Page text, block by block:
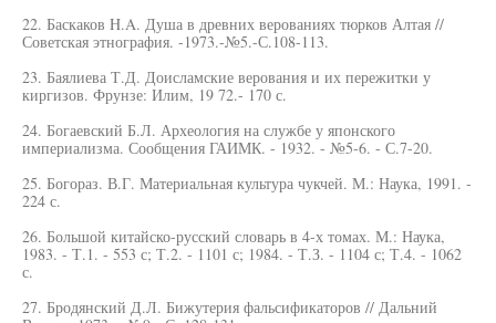
22. Баскаков H.A. Душа в древних верованиях тюрков Алтая //
Советская этнография. -1973.-№5.-С.108-113.
23. Баялиева Т.Д. Доисламские верования и их пережитки у
киргизов. Фрунзе: Илим, 19 72.- 170 с.
24. Богаевский Б.Л. Археология на службе у японского
империализма. Сообщения ГАИМК. - 1932. - №5-6. - С.7-20.
25. Богораз. В.Г. Материальная культура чукчей. М.: Наука, 1991. -
224 с.
26. Большой китайско-русский словарь в 4-х томах. М.: Наука,
1983. - Т.1. - 553 с; Т.2. - 1101 с; 1984. - Т.З. - 1104 с; Т.4. - 1062
с.
27. Бродянский Д.Л. Бижутерия фальсификаторов // Дальний